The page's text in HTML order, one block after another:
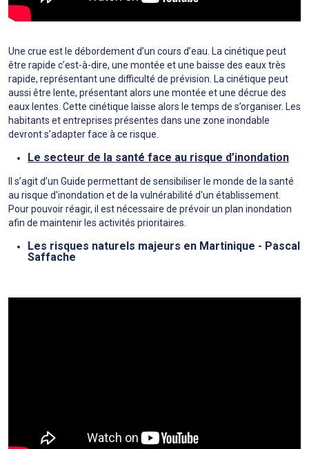
Une crue est le débordement d’un cours d’eau. La cinétique peut
être rapide c’est-à-dire, une montée et une baisse des eaux très
rapide, représentant une difficulté de prévision. La cinétique peut
aussi être lente, présentant alors une montée et une décrue des
eaux lentes. Cette cinétique laisse alors le temps de s’organiser. Les
habitants et entreprises présentes dans une zone inondable
devront s’adapter face à ce risque.
Le secteur de la santé face au risque d’inondation
Il s’agit d’un Guide permettant de sensibiliser le monde de la santé
au risque d'inondation et de la vulnérabilité d'un établissement.
Pour pouvoir réagir, il est nécessaire de prévoir un plan inondation
afin de maintenir les activités prioritaires.
Les risques naturels majeurs en Martinique - Pascal
Saffache